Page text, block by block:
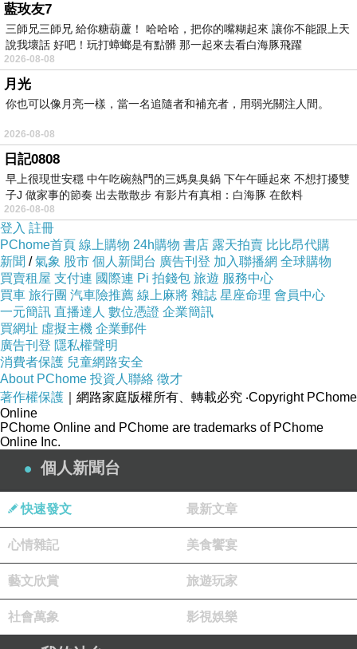
5.加入切片小黃瓜之後，加入黑胡椒、鹽、少許
醋或檸檬汁、美奶滋、義式香料或迷迭香（可省
略），之後放入冰箱冷藏三小時⏳
#是不是很簡單
#適合夏天而且很有飽足感👍
快快分享給喜歡製作輕食的朋友吧！
--
歡迎來PChome個人新聞台
按讚/追蹤👉
https://www.facebook.com/pcmypaper/
上一篇：【PChome愛分享 x Truefoods臻盛食】爵爵&貓叔香脆鹹蛋魚皮試吃心得
下一篇：【PC轟食驗室】自製8種口味冰棒
(悄悄話)
藍玫友7
三師兄三師兄 給你糖葫蘆！ 哈哈哈，把你的嘴糊起來 讓你不能跟上天
說我壞話 好吧！玩打蟑螂是有點髒 那一起來去看白海豚飛躍
2026-08-08
月光
你也可以像月亮一樣，當一名追隨者和補充者，用弱光關注人間。
2026-08-08
日記0808
早上很現世安穩 中午吃碗熱門的三媽臭臭鍋 下午午睡起來 不想打擾雙
子J 做家事的節奏 出去散散步 有影片有真相：白海豚 在飲料
2026-08-08
登入 註冊
PChome首頁 線上購物 24h購物 書店 露天拍賣 比比昂代購
新聞 /氣象 股市 個人新聞台 廣告刊登 加入聯播網 全球購物
買賣租屋 支付連 國際連 Pi 拍錢包 旅遊 服務中心
買車 旅行團 汽車險推薦 線上麻將 雜誌 星座命理 會員中心
一元簡訊 直播達人 數位憑證 企業簡訊
買網址 虛擬主機 企業郵件
廣告刊登 隱私權聲明
消費者保護 兒童網路安全
About PChome 投資人聯絡 徵才
著作權保護 ｜網路家庭版權所有、轉載必究 ‧Copyright PChome
Online
PChome Online and PChome are trademarks of PChome
Online Inc.
個人新聞台
快速發文 最新文章
心情雜記 美食饗宴
藝文欣賞 旅遊玩家
社會萬象 影視娛樂